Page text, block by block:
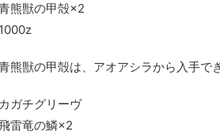
熊獣の甲殻×2
1000z
熊獣の甲殻は、アオアシラから入手で
カガチグリーヴ
雷竜の鱗×2